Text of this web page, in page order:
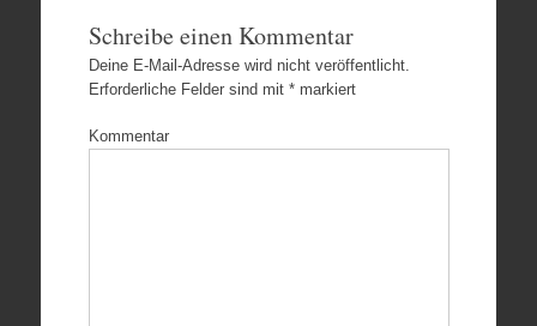
Schreibe einen Kommentar
Deine E-Mail-Adresse wird nicht veröffentlicht.
Erforderliche Felder sind mit *markiert
Kommentar